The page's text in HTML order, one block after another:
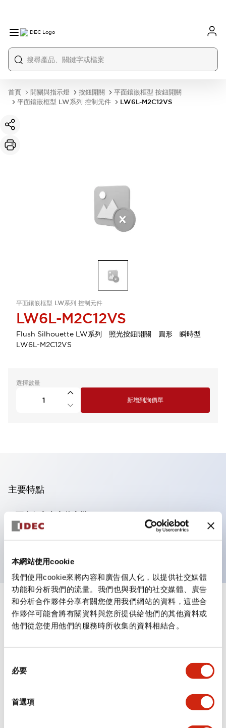
本網站使用cookie
我們使用cookie來將內容和廣告個人化，以提供社交媒體
功能和分析我們的流量。我們也與我們的社交媒體、廣告
和分析合作夥伴分享有關您使用我們網站的資料，這些合
作夥伴可能會將有關資料與您所提供給他們的其他資料或
他們從您使用他們的服務時所收集的資料相結合。
必要
首選項
首頁 開關與指示燈 按鈕開關
平面鑲嵌框型 按鈕開關
平面鑲嵌框型 LW系列 控制元件
LW6L-M2C12VS
平面鑲嵌框型 LW系列 控制元件
LW6L-M2C12VS
Flush Silhouette LW系列 照光按鈕開關 圓形 瞬時型
LW6L-M2C12VS
選擇數量
新增到詢價單
主要特點
可進行集合密著安裝
附鎖選擇開關採用高安全性的彈子鎖結構
規格 顯示全部
審美規範